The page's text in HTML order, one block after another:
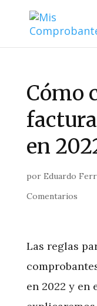
Cómo
en
por Eduardo
Comentarios
Las reglas
en 2022 y en